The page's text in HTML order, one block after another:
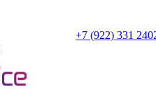
+7 (922) 331